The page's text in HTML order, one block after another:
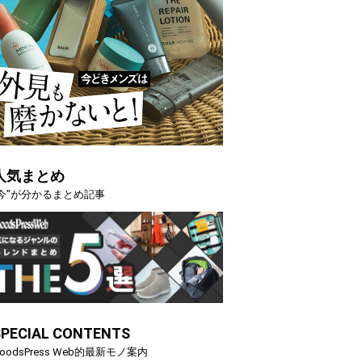
気まとめ
"が分かるまとめ記事
CONTENTS
Web的最新モノ案内